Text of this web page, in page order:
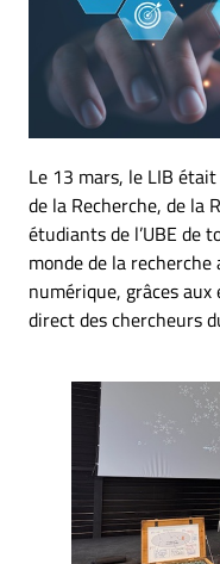
Le 13 mars, le LIB
de la Recherche, de la
étudiants de l’UBE de
monde de la
numérique, grâces
direct des chercheurs